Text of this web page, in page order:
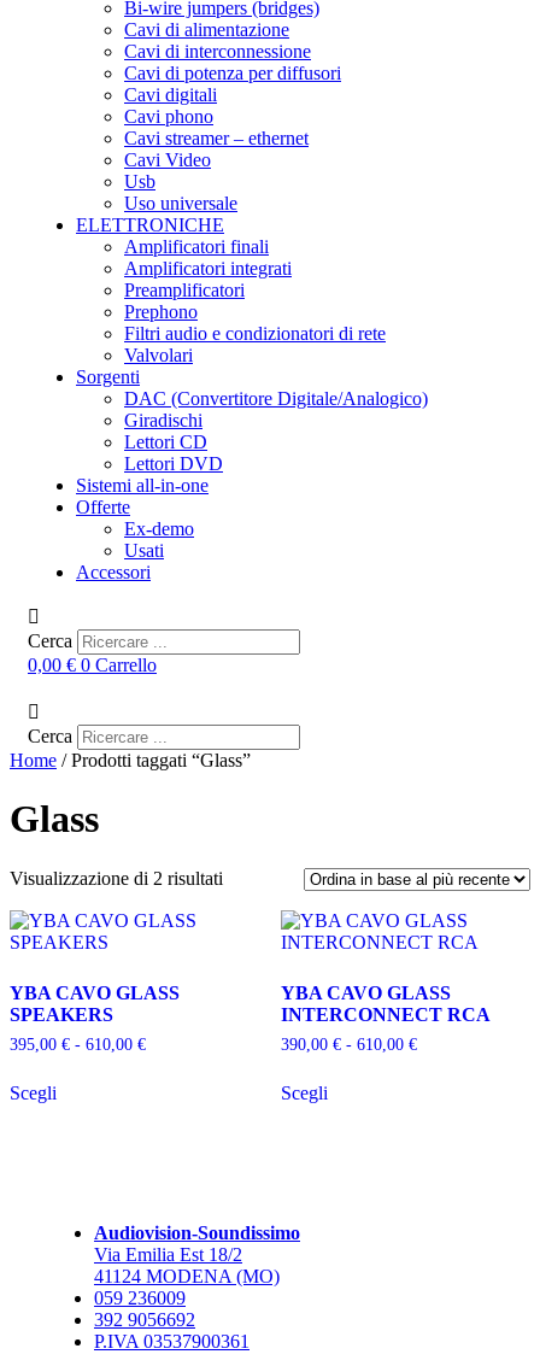
Bi-wire jumpers (bridges)
Cavi di alimentazione
Cavi di interconnessione
Cavi di potenza per diffusori
Cavi digitali
Cavi phono
Cavi streamer – ethernet
Cavi Video
Usb
Uso universale
ELETTRONICHE
Amplificatori finali
Amplificatori integrati
Preamplificatori
Prephono
Filtri audio e condizionatori di rete
Valvolari
Sorgenti
DAC (Convertitore Digitale/Analogico)
Giradischi
Lettori CD
Lettori DVD
Sistemi all-in-one
Offerte
Ex-demo
Usati
Accessori
Cerca
0,00 € 0 Carrello
Cerca
Home / Prodotti taggati “Glass”
Glass
Visualizzazione di 2 risultati
YBA CAVO GLASS
SPEAKERS
395,00 € - 610,00 €Fascia
Scegliprodotto
possono
essere
scelte
pagina
prodotto
YBA CAVO GLASS
INTERCONNECT RCA
390,00 € - 610,00 €Fascia
Scegliprodotto
Audiovision-Soundissimo
Via Emilia Est 18/2
41124 MODENA (MO)
059 236009
392 9056692
P.IVA 03537900361